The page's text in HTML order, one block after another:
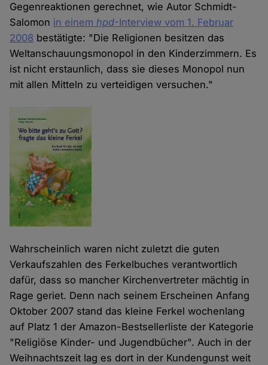
Gegenreaktionen gerechnet, wie Autor Schmidt-
Salomon in einemhpd-Interview vom 1. Februar
2008 bestätigte: "Die Religionen besitzen das
Weltanschauungsmonopol in den Kinderzimmern. Es
ist nicht erstaunlich, dass sie dieses Monopol nun
mit allen Mitteln zu verteidigen versuchen."
Wahrscheinlich waren nicht zuletzt die guten
Verkaufszahlen des Ferkelbuches verantwortlich
dafür, dass so mancher Kirchenvertreter mächtig in
Rage geriet. Denn nach seinem Erscheinen Anfang
Oktober 2007 stand das kleine Ferkel wochenlang
auf Platz 1 der Amazon-Bestsellerliste der Kategorie
"Religiöse Kinder- und Jugendbücher". Auch in der
Weihnachtszeit lag es dort in der Kundengunst weit